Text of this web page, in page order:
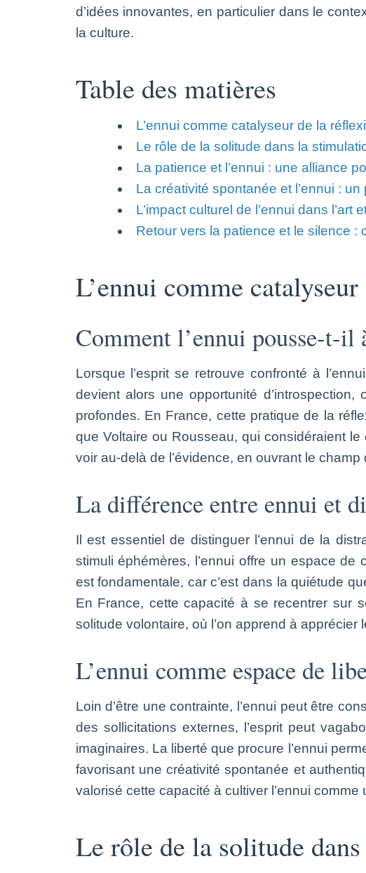
d’idées innovantes, en particulier dans le
la culture.
Table des matières
L’ennui comme catalyseur de la
Le rôle de la solitude dans la
La patience et l’ennui : une alliance
La créativité spontanée et l’ennui :
L’impact culturel de l’ennui dans l’art
Retour vers la patience et le silence :
L’ennui comme
Comment l’ennui pousse-t-il
Lorsque l’esprit se retrouve confronté à
devient alors une opportunité
profondes. En France, cette pratique de la
que Voltaire ou Rousseau, qui considéraient
voir au-delà de l’évidence, en ouvrant le
La différence entre ennui et
Il est essentiel de distinguer l’ennui de la
stimuli éphémères, l’ennui offre un espace
est fondamentale, car c’est dans la quiétude
En France, cette capacité à se recentrer sur
solitude volontaire, où l’on apprend à
L’ennui comme espace de
Loin d’être une contrainte, l’ennui peut être
des sollicitations externes, l’esprit peut
imaginaires. La liberté que procure l’ennui
favorisant une créativité spontanée et
valorisé cette capacité à cultiver l’ennui
Le rôle de la solitude